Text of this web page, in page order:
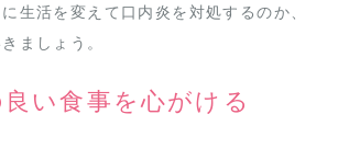
生活を変えて口内炎を対処するのか、
ましょう。
い食事を心がける